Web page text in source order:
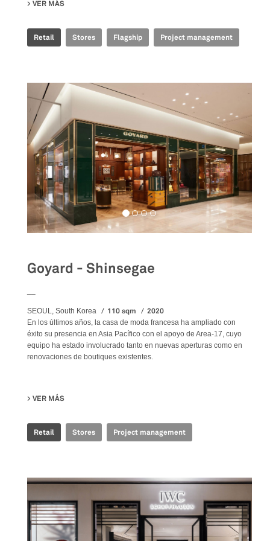
VER MÁS
Retail Stores Flagship Project management
Goyard - Shinsegae
SEOUL, South Korea 110 sqm 2020
En los últimos años, la casa de moda francesa ha ampliado con
éxito su presencia en Asia Pacífico con el apoyo de Area-17, cuyo
equipo ha estado involucrado tanto en nuevas aperturas como en
renovaciones de boutiques existentes.
VER MÁS
Retail Stores Project management